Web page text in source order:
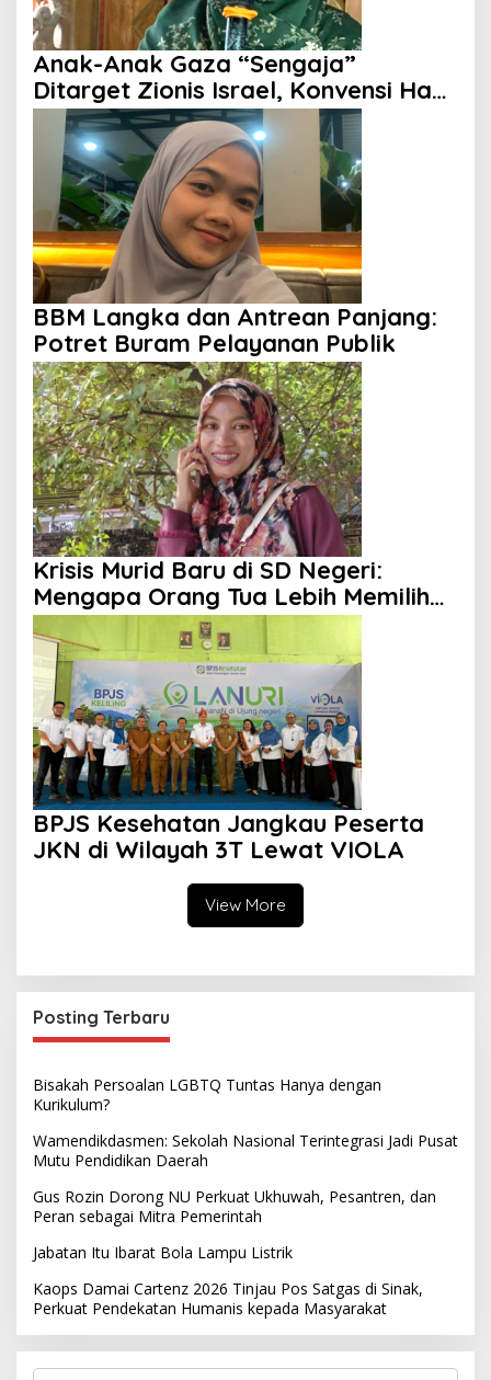
Anak-Anak Gaza “Sengaja”
Ditarget Zionis Israel, Konvensi Hak
Anak Tak Berdaya
BBM Langka dan Antrean Panjang:
Potret Buram Pelayanan Publik
Krisis Murid Baru di SD Negeri:
Mengapa Orang Tua Lebih Memilih
Sekolah Swasta?
BPJS Kesehatan Jangkau Peserta
JKN di Wilayah 3T Lewat VIOLA
View More
Posting Terbaru
Bisakah Persoalan LGBTQ Tuntas Hanya dengan
Kurikulum?
Wamendikdasmen: Sekolah Nasional Terintegrasi Jadi Pusat
Mutu Pendidikan Daerah
Gus Rozin Dorong NU Perkuat Ukhuwah, Pesantren, dan
Peran sebagai Mitra Pemerintah
Jabatan Itu Ibarat Bola Lampu Listrik
Kaops Damai Cartenz 2026 Tinjau Pos Satgas di Sinak,
Perkuat Pendekatan Humanis kepada Masyarakat